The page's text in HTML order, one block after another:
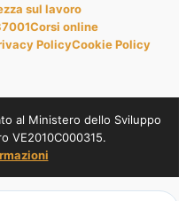
sul lavoro
Corsi online
PolicyCookie Policy
al Ministero dello Sviluppo
VE2010C000315.